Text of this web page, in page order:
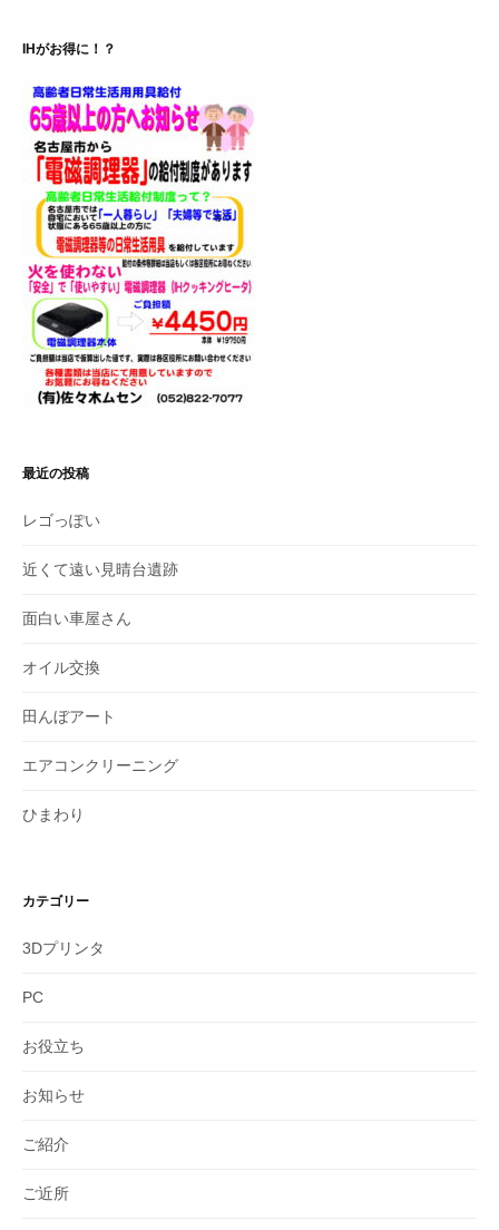
ー
シ
ョ
ン
IHがお得に！？
最近の投稿
レゴっぽい
近くて遠い見晴台遺跡
面白い車屋さん
オイル交換
田んぼアート
エアコンクリーニング
ひまわり
カテゴリー
3Dプリンタ
PC
お役立ち
お知らせ
ご紹介
ご近所